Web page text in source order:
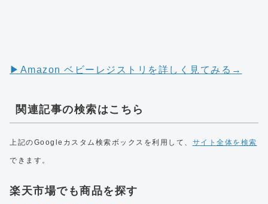
▶︎Amazon ベビーレジストリを詳しく見てみる→
関連記事の検索はこちら
上記のGoogleカスタム検索ボックスを利用して、 サイト全体を検索
できます。
楽天市場でも商品を探す